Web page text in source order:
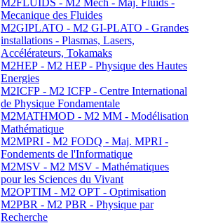
M2FLUIDS - M2 Mech - Maj. Fluids -
Mecanique des Fluides
M2GIPLATO - M2 GI-PLATO - Grandes
installations - Plasmas, Lasers,
Accélérateurs, Tokamaks
M2HEP - M2 HEP - Physique des Hautes
Energies
M2ICFP - M2 ICFP - Centre International
de Physique Fondamentale
M2MATHMOD - M2 MM - Modélisation
Mathématique
M2MPRI - M2 FODQ - Maj. MPRI -
Fondements de l'Informatique
M2MSV - M2 MSV - Mathématiques
pour les Sciences du Vivant
M2OPTIM - M2 OPT - Optimisation
M2PBR - M2 PBR - Physique par
Recherche